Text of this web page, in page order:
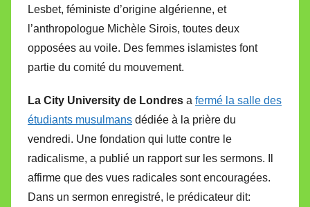
Lesbet, féministe d’origine algérienne, et
l’anthropologue Michèle Sirois, toutes deux
opposées au voile. Des femmes islamistes font
partie du comité du mouvement.
La City University de Londres a fermé la salle des
étudiants musulmans dédiée à la prière du
vendredi. Une fondation qui lutte contre le
radicalisme, a publié un rapport sur les sermons. Il
affirme que des vues radicales sont encouragées.
Dans un sermon enregistré, le prédicateur dit: